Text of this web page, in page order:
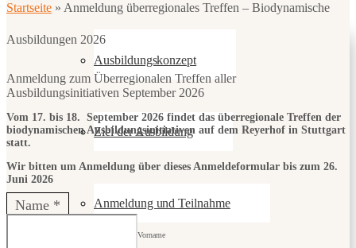
Ausbildungskonzept
Ziel der Ausbildung
Anmeldung und Teilnahme
Startseite » Anmeldung überregionales Treffen – Biodynamische
Ausbildungen 2026
Anmeldung zum Überregionalen Treffen aller
Ausbildungsinitiativen September 2026
Vom 17. bis 18. September 2026 findet das überregionale Treffen der
biodynamischen Ausbildungsinitiativen auf dem Reyerhof in Stuttgart
statt.
Wir bitten um Anmeldung über dieses Anmeldeformular bis zum 26.
Juni 2026
Name *
Vorname